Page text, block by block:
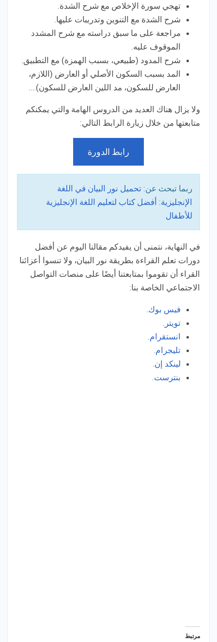
تهجي سورة الإخلاص مع شرح الشدة.
شرح الشدة مع التنوين وتدريبات عليها.
مراجعة على ما سبق دراسته مع شرح المشدد
الموقوف عليه.
شرح المدود (طبيعي، بسبب الهمزة) مع التطبيق.
المد بسبب السكون الأصلي أو العارض (اللازم،
العارض للسكون، مد اللين العارض للسكون)….
ولا يزال هناك العديد من الدروس الهامة والتي يمكنكم
متابعتها من خلال زيارة الرابط التالي:
رابط الدورة
ربما تبحث عن: تحميل نور البيان في اللغة
الإنجليزية: أفضل كتاب لتعليم اللغة الإنجليزية
للأطفال
في النهاية، نتمنى أن يفيدكم مقالنا اليوم عن أفضل
دورات تعلم القراءة بطريقة نور البيان، ولا تنسوا أعزائنا
القراء أن تقوموا بمتابعتنا أيضًا على منصات التواصل
الاجتماعي الخاصة بنا:
فيس بوك.
تويتر .
انستقرام.
تليجرام.
لينكد إن.
بنترست.
مرتبط